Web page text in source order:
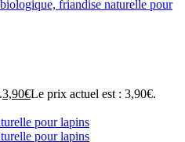
3,90€Le prix actuel est : 3,90€.